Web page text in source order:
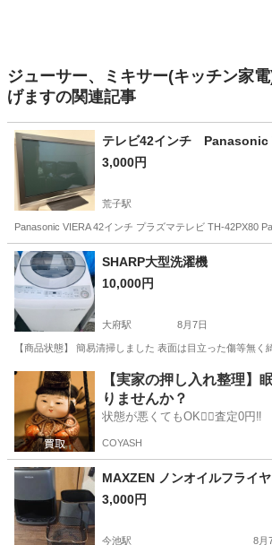
ジューサー、ミキサー(キッチン家
げますの関連記事
テレビ42インチ Panasonic
3,000円
荒子駅
Panasonic VIERA 42インチ プラズマテレビ TH-42PX80
愛知 名古屋市 荒子駅 テレビ
SHARP大型洗濯機
10,000円
大府駅 8月7日
【商品状態】 簡易清掃しました 表面は目立った傷等無
愛知 大府市 大府駅 生活家電 SHARP
【実家の押し入れ整理】
りませんか？
状態が悪くてもOK🙆‍♀️査定0円‼️
COYASH
MAXZEN ノンオイルフライ
3,000円
今池駅 8月